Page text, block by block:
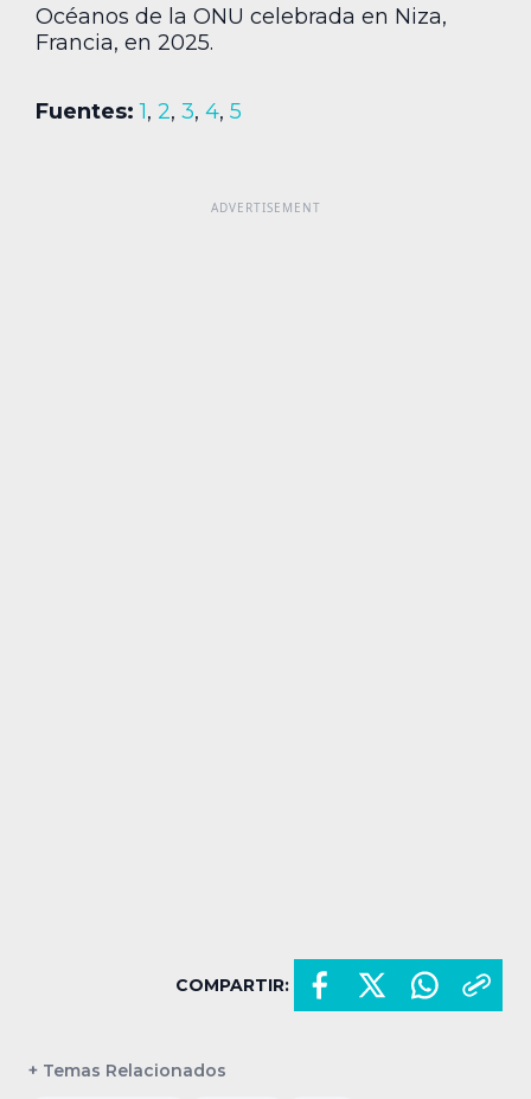
Océanos de la ONU celebrada en Niza,
Francia, en 2025.
Fuentes: 1, 2, 3, 4, 5
COMPARTIR:
+ Temas Relacionados